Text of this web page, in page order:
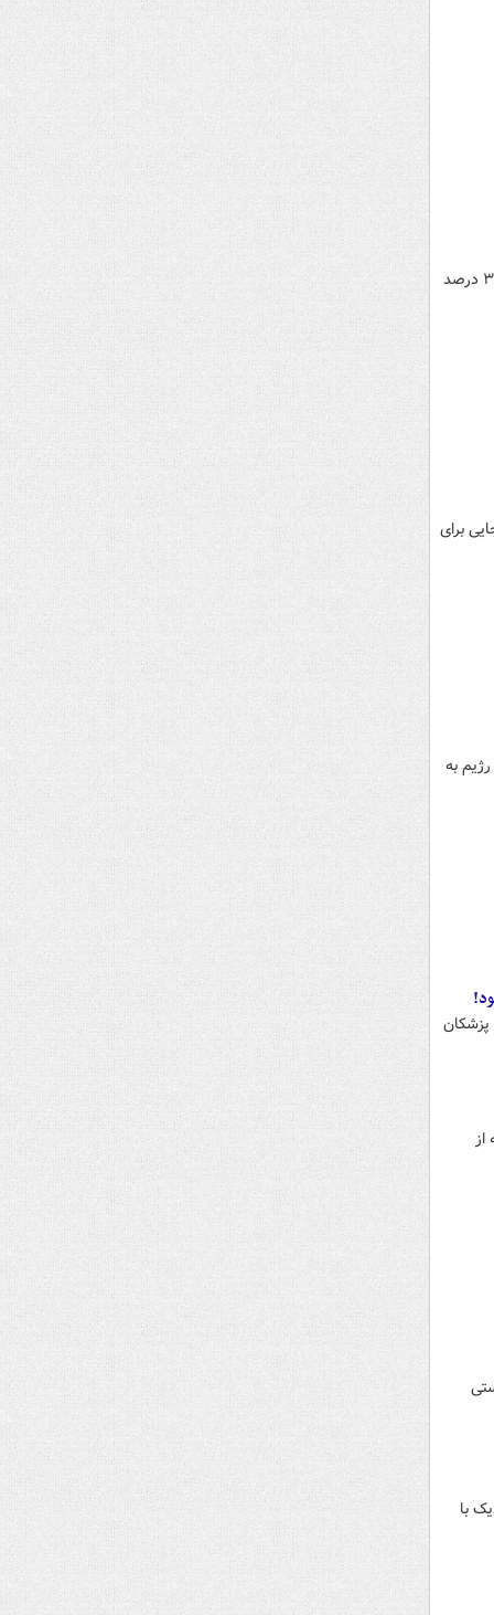
دولت پزشکیان اگر بتواند وارد "جزیره قرمز" افزایش ۴۰ و ۵۰ درصدی مالیات‌ها نشود و ارقام افزایشی خود را به حوالی ۳۰ درصد
جایی برای
این رژیم به
از
۲۱۰ شهرستان از نزدیک با